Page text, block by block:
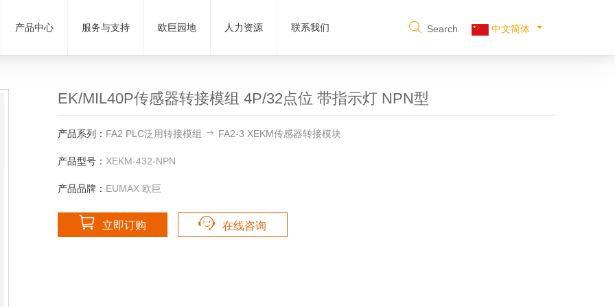
产品中心 服务与支持 欧巨园地 人力资源 联系我们 Search 中文简体
EK/MIL40P传感器转接模组 4P/32点位 带指示灯 NPN型
产品系列： FA2 PLC泛用转接模组 FA2-3 XEKM传感器转接模块
产品型号： XEKM-432-NPN
产品品牌： EUMAX 欧巨
立即订购 在线咨询